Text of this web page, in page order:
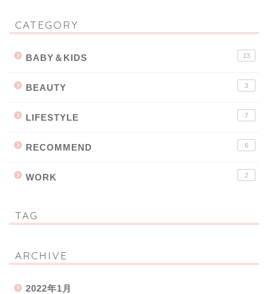
CATEGORY
BABY＆KIDS 13
BEAUTY 3
LIFESTYLE 7
RECOMMEND 6
WORK 2
TAG
ARCHIVE
2022年1月